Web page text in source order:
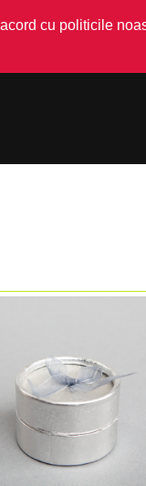
cu politicile